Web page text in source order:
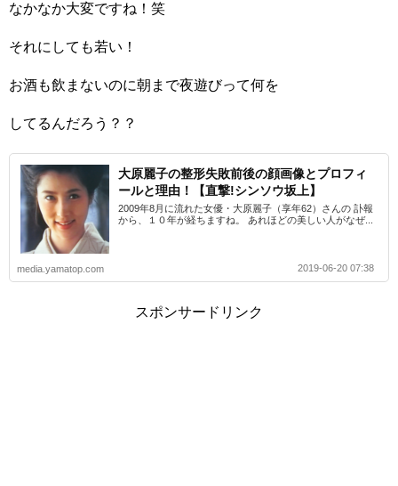
なかなか大変ですね！笑
それにしても若い！
お酒も飲まないのに朝まで夜遊びって何を
してるんだろう？？
大原麗子の整形失敗前後の顔画像とプロフィ
ールと理由！【直撃!シンソウ坂上】
2009年8月に流れた女優・大原麗子（享年62）さんの 訃報
から、１０年が経ちますね。 あれほどの美しい人がなぜ...
media.yamatop.com 2019-06-20 07:38
スポンサードリンク